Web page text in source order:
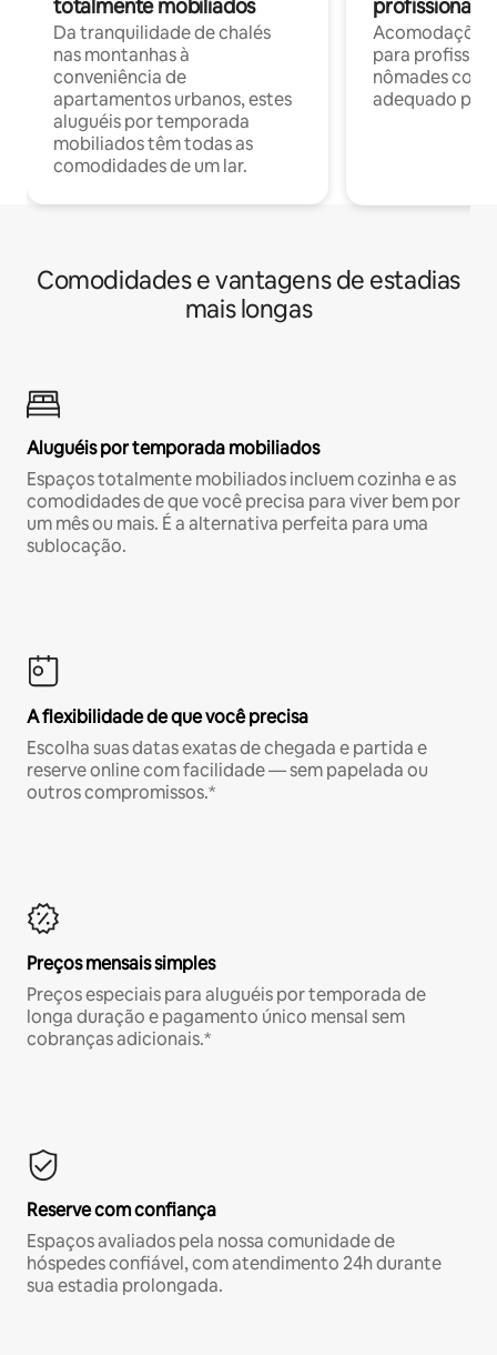
totalmente mobiliados
Da tranquilidade de chalés
nas montanhas à
conveniência de
apartamentos urbanos, estes
aluguéis por temporada
mobiliados têm todas as
comodidades de um lar.
profissionais
para
nômades com
adequado
Comodidades e vantagens de estadias
mais longas
Aluguéis por temporada mobiliados
Espaços totalmente mobiliados incluem cozinha e as
comodidades de que você precisa para viver bem por
um mês ou mais. É a alternativa perfeita para uma
sublocação.
A flexibilidade de que você precisa
Escolha suas datas exatas de chegada e partida e
reserve online com facilidade — sem papelada ou
outros compromissos.*
Preços mensais simples
Preços especiais para aluguéis por temporada de
longa duração e pagamento único mensal sem
cobranças adicionais.*
Reserve com confiança
Espaços avaliados pela nossa comunidade de
hóspedes confiável, com atendimento 24h durante
sua estadia prolongada.